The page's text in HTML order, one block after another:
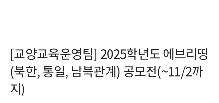
학부자료 장학요건
[교양교육운영팀] 2025학년도 에브리띵
(북한, 통일, 남북관계) 공모전(~11/2까
지)